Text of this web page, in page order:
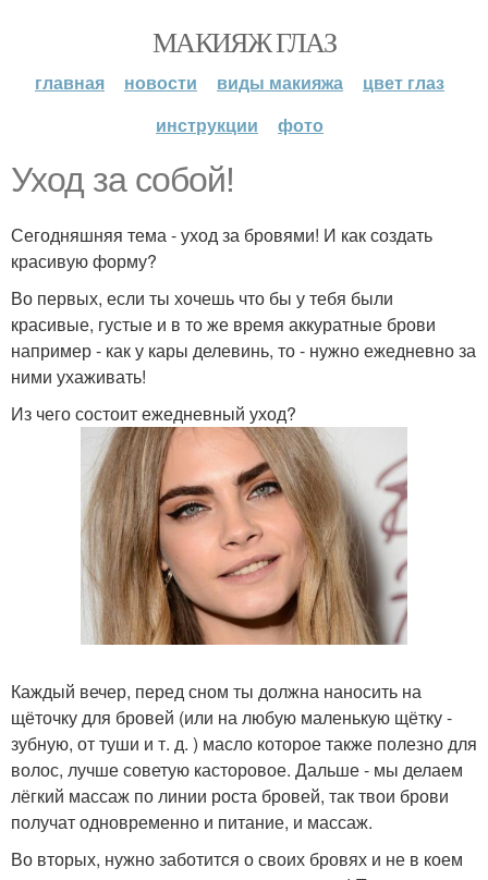
МАКИЯЖ ГЛАЗ
главная новости виды макияжа
цвет глаз
инструкции
фото
Уход за собой!
Сегодняшняя тема - уход за бровями! И как создать
красивую форму?
Во первых, если ты хочешь что бы у тебя были
красивые, густые и в то же время аккуратные брови
например - как у кары делевинь, то - нужно ежедневно за
ними ухаживать!
Из чего состоит ежедневный уход?
Каждый вечер, перед сном ты должна наносить на
щёточку для бровей (или на любую маленькую щётку -
зубную, от туши и т. д. ) масло которое также полезно для
волос, лучше советую касторовое. Дальше - мы делаем
лёгкий массаж по линии роста бровей, так твои брови
получат одновременно и питание, и массаж.
Во вторых, нужно заботится о своих бровях и не в коем